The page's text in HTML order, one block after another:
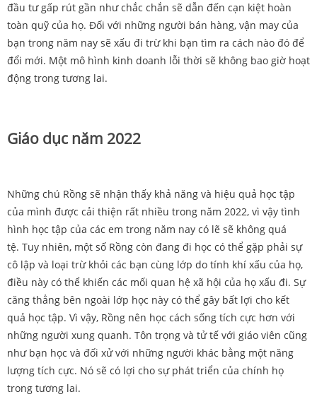
đầu tư gấp rút gần như chắc chắn sẽ dẫn đến cạn kiệt hoàn
toàn quỹ của họ. Đối với những người bán hàng, vận may của
bạn trong năm nay sẽ xấu đi trừ khi bạn tìm ra cách nào đó để
đổi mới. Một mô hình kinh doanh lỗi thời sẽ không bao giờ hoạt
động trong tương lai.
Giáo dục năm 2022
Những chú Rồng sẽ nhận thấy khả năng và hiệu quả học tập
của mình được cải thiện rất nhiều trong năm 2022, vì vậy tình
hình học tập của các em trong năm nay có lẽ sẽ không quá
tệ. Tuy nhiên, một số Rồng còn đang đi học có thể gặp phải sự
cô lập và loại trừ khỏi các bạn cùng lớp do tính khí xấu của họ,
điều này có thể khiến các mối quan hệ xã hội của họ xấu đi. Sự
căng thẳng bên ngoài lớp học này có thể gây bất lợi cho kết
quả học tập. Vì vậy, Rồng nên học cách sống tích cực hơn với
những người xung quanh. Tôn trọng và tử tế với giáo viên cũng
như bạn học và đối xử với những người khác bằng một năng
lượng tích cực. Nó sẽ có lợi cho sự phát triển của chính họ
trong tương lai.